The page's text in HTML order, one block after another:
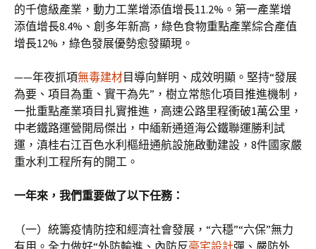
的千億級產業，動力工業增添值增長11.2%。第一產業增
添值增長8.4%、創多年新高，綠色食物重點產業綜合產值
增長12%，綠色發展優勢愈發顯現。
——年夜抓項無毒建材目導向鮮明、成效明顯。堅持“發展
為要、項目為重、實干為先”，樹立常態化項目推進機制，
一批重點產業項目扎實推進，高速公路里程衝破1萬公里，
中老鐵路運營開局傑出，中緬新通道海公鐵聯運勝利試
運，滇桂右江百色水利樞紐通航設施啟動建設，8件國家嚴
重水利工程所有的開工。
一年來，我們重要做了以下任務：
（一）統籌疫情防控和經濟社會發展，“六穩”“六保”無力
有用。全力做好“外防輸進、內防反豪宅設計彈、嚴防外